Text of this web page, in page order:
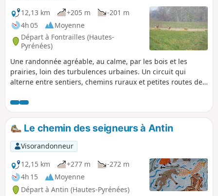
12,13 km
+205 m
-201 m
4h 05
Moyenne
Départ à Fontrailles (Hautes-
Pyrénées)
Une randonnée agréable, au calme, par les bois et les
prairies, loin des turbulences urbaines. Un circuit qui
alterne entre sentiers, chemins ruraux et petites routes de
Le chemin des seigneurs à Antin
Visorandonneur
12,15 km
+277 m
-272 m
4h 15
Moyenne
Départ à Antin (Hautes-Pyrénées)